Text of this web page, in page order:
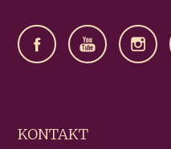
KONTAKT